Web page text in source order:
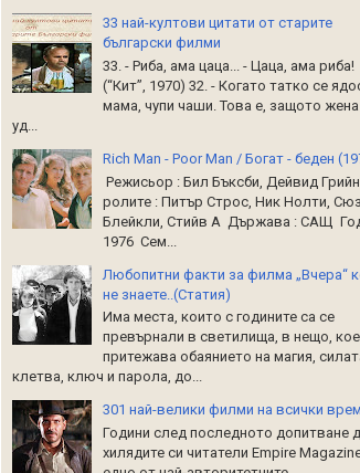
33 най-култови цитати от старите
български филми
33. - Риба, ама цаца... - Цаца, ама риба!
(“Кит”, 1970) 32. - Когато татко се
мама, чупи чаши. Това е, защото жена
уд...
Rich Man - Poor Man / Богат - беден
Режисьор : Бил Бъксби, Дейвид
ролите : Питър Строс, Ник Нолти,
Блейкли, Стийв А Държава : САЩ
1976 Сем...
Любопитни факти за филма „Вчера“
не знаете..(Статия)
Има места, които с годините са се
превърнали в светилища, в нещо,
притежава обаянието на магия,
клетва, ключ и парола, до...
301 най-велики филми на всички
Години след последното допитване
хилядите си читатели Empire